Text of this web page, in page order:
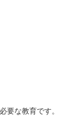
要な教育です。